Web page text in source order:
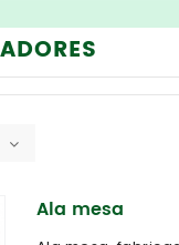
Ala mesa